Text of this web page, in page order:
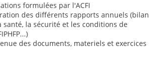
formulées par l'ACFI
des différents rapports annuels (bilan
la sécurité et les conditions de
des documents, materiels et exercices